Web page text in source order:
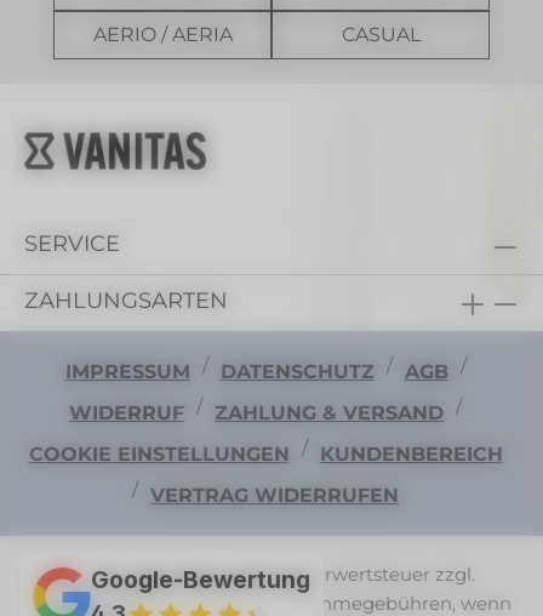
AERIO / AERIA CASUAL
SERVICE
ZAHLUNGSARTEN
IMPRESSUM / DATENSCHUTZ / AGB /
WIDERRUF / ZAHLUNG & VERSAND /
COOKIE EINSTELLUNGEN /
KUNDENBEREICH
/ VERTRAG WIDERRUFEN
Alle Preise exkl. gesetzl. Mehrwertsteuer zzgl.
Versandkosten
und ggf. Nachnahmegebühren, wenn
Google-Bewertung